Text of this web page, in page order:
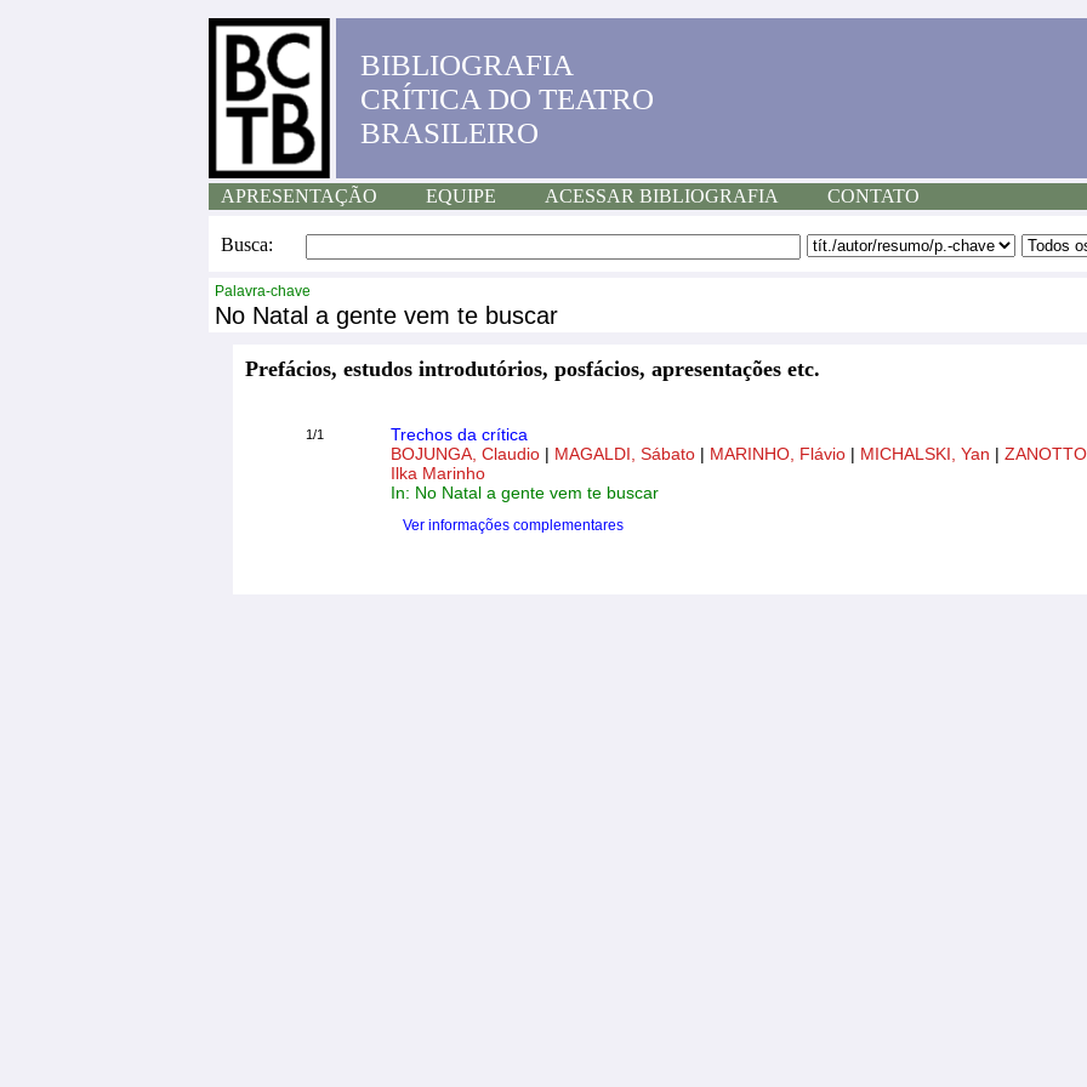
BIBLIOGRAFIA
CRÍTICA DO TEATRO
BRASILEIRO
APRESENTAÇÃO EQUIPE ACESSAR BIBLIOGRAFIA CONTATO
Busca:
Palavra-chave
No Natal a gente vem te buscar
Prefácios, estudos introdutórios, posfácios, apresentações etc.
1/1
Trechos da crítica
BOJUNGA, Claudio | MAGALDI, Sábato | MARINHO, Flávio | MICHALSKI, Yan |
Ilka Marinho
In: No Natal a gente vem te buscar
Ver informações complementares